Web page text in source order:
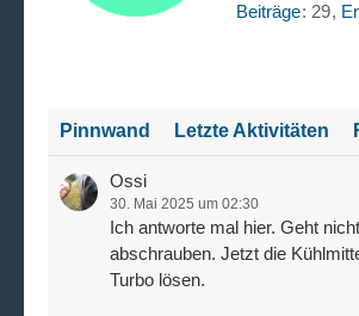
Beiträge 29
Pinnwand Letzte Aktivitäten
Ossi
30. Mai 2025 um 02:30
Ich antworte mal hier. Geht
abschrauben. Jetzt die
Turbo lösen.